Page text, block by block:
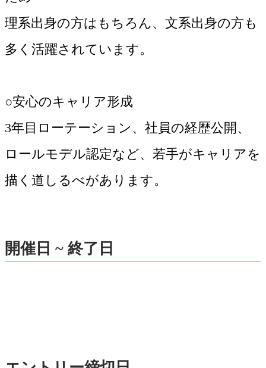
理系出身の方はもちろん、文系出身の方も
多く活躍されています。
○安心のキャリア形成
3年目ローテーション、社員の経歴公開、
ロールモデル認定など、若手がキャリアを
描く道しるべがあります。
開催日 ~ 終了日